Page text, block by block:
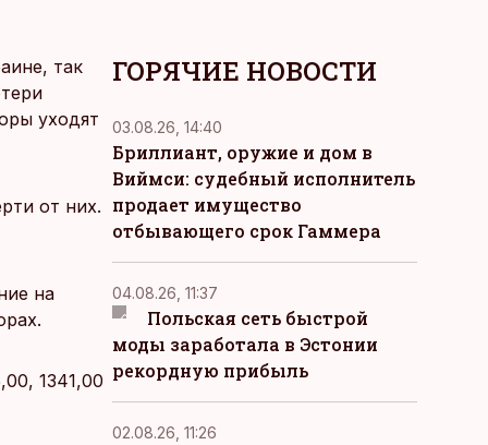
так
уходят
от них.
на
1341,00
ГОРЯЧИЕ НОВОСТИ
03.08.26, 14:40
Бриллиант, оружие и дом в
Виймси: судебный исполнитель
продает имущество
отбывающего срок Гаммера
04.08.26, 11:37
Польская сеть быстрой
моды заработала в Эстонии
рекордную прибыль
02.08.26, 11:26